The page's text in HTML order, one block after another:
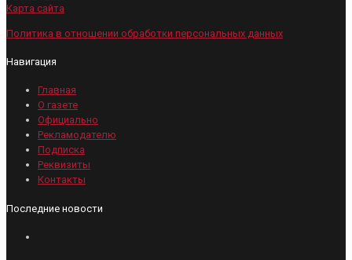
Карта сайта
Политика в отношении обработки персональных данных
Навигация
Главная
О газете
Официально
Рекламодателю
Подписка
Реквизиты
Контакты
Последние новости